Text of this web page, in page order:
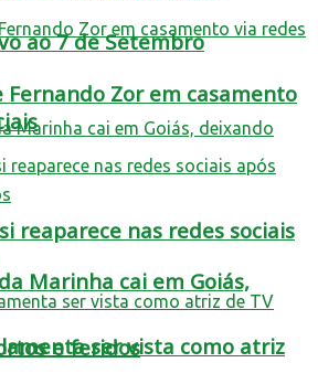
ao 7 de Setembro
Marinha cai em Goiás,
e feridos
Zor em casamento
reaparece nas redes sociais
ser vista como atriz